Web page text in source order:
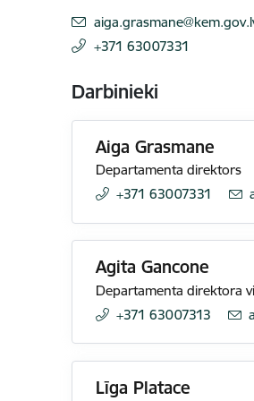
E-pasts:
+371 63007331
Darbinieki
Aiga Grasmane
Departamenta direktors
+371 63007331
Agita Gancone
Departamenta direktora
+371 63007313
Līga Platace